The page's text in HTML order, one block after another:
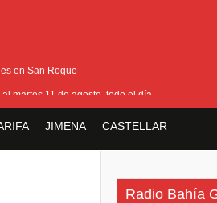
en San Roque
martes 11 de agosto, todo el día
JIMENA CASTELLAR
Radio Bahía